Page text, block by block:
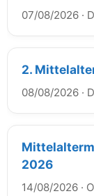
07/08/2026 ·
2.
08/08/2026 ·
2026
14/08/2026 ·